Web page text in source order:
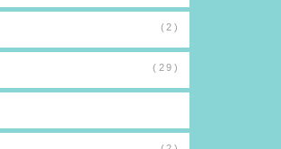
(2)
(29)